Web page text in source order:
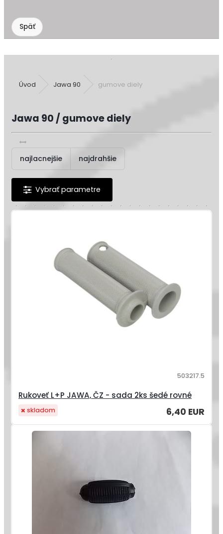
Úvod Jawa 90 gumove diely
Jawa 90 / gumove diely
najlacnejšie najdrahšie
Rukoveť L+P JAWA, ČZ - sada 2ks šedé rovné
503217.5
6,40 EUR
skladom